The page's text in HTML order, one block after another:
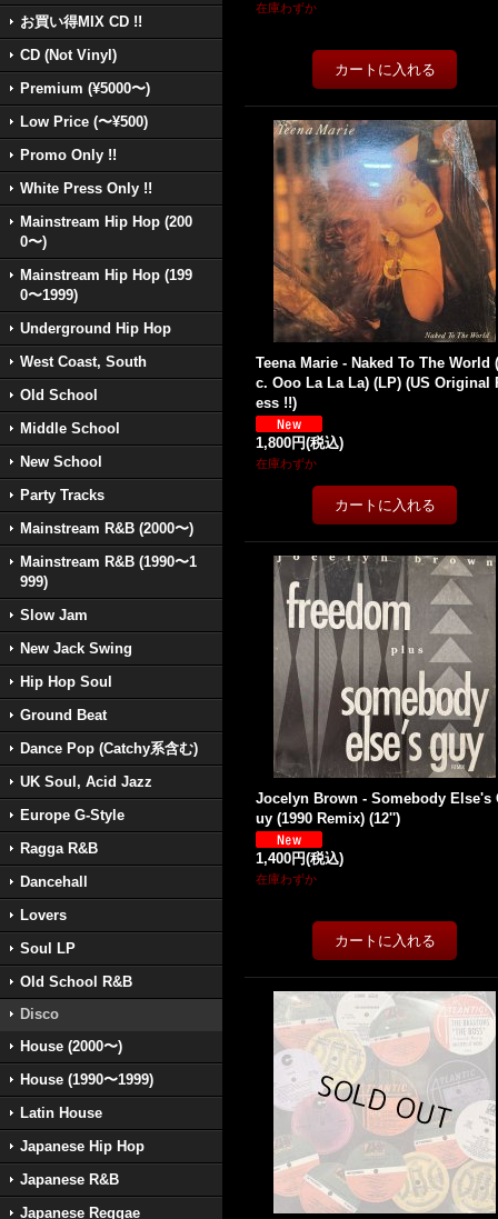
お買い得MIX CD !!
CD (Not Vinyl)
Premium (¥5000〜)
Low Price (〜¥500)
Promo Only !!
White Press Only !!
Mainstream Hip Hop (200
0〜)
Mainstream Hip Hop (199
0〜1999)
Underground Hip Hop
West Coast, South
Old School
Middle School
New School
Party Tracks
Mainstream R&B (2000〜)
Mainstream R&B (1990〜1
999)
Slow Jam
New Jack Swing
Hip Hop Soul
Ground Beat
Dance Pop (Catchy系含む)
UK Soul, Acid Jazz
Europe G-Style
Ragga R&B
Dancehall
Lovers
Soul LP
Old School R&B
Disco
House (2000〜)
House (1990〜1999)
Latin House
Japanese Hip Hop
Japanese R&B
Japanese Reggae
在庫わずか
Teena Marie - Naked To The World
c. Ooo La La La) (LP) (US Original
ess !!)
1,800円(税込)
在庫わずか
Jocelyn Brown - Somebody Else's
uy (1990 Remix) (12'')
1,400円(税込)
在庫わずか